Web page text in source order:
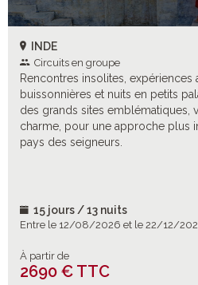
INDE
Circuits en groupe
Rencontres insolites, expériences
buissonnières et nuits en petits
des grands sites emblématiques,
charme, pour une approche plus
pays des seigneurs.
15 jours / 13 nuits
Entre le 12/08/2026 et le 22/12/
À partir de
2690 € TTC